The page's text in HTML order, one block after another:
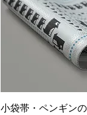
Vista
小袋帯・ペンギン